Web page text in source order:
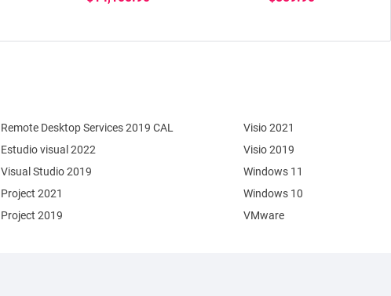
Remote Desktop Services 2019 CAL
Estudio visual 2022
Visual Studio 2019
Project 2021
Project 2019
Visio 2021
Visio 2019
Windows 11
Windows 10
VMware